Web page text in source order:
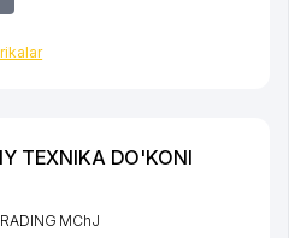
TEXNIKA DO'KONI
MChJ